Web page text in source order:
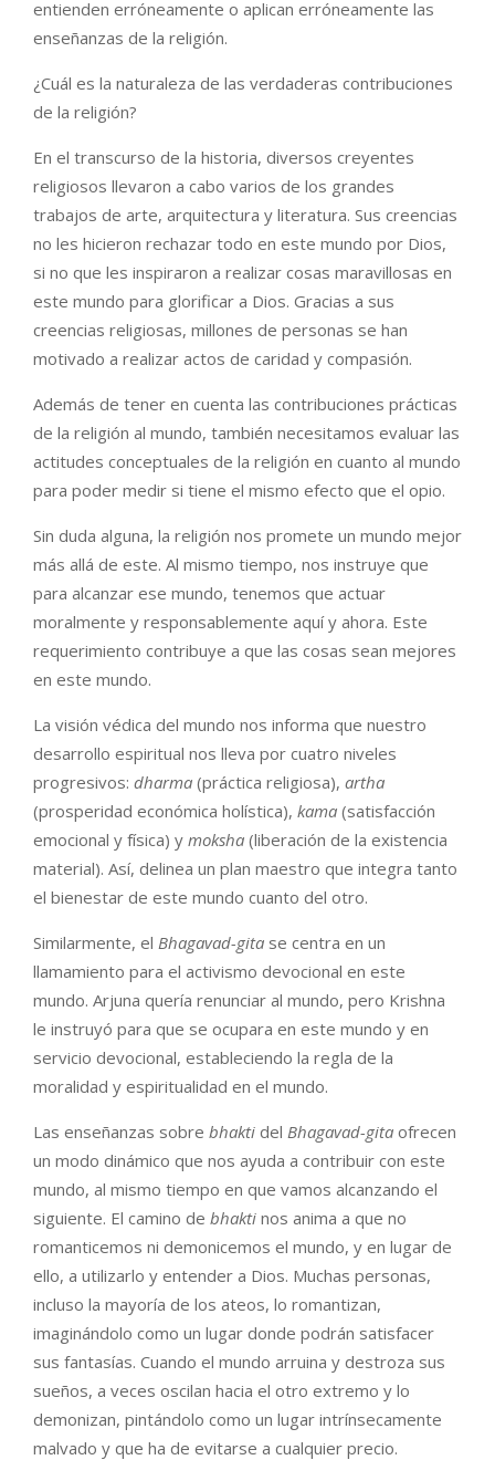
entienden erróneamente o aplican erróneamente las
enseñanzas de la religión.
¿Cuál es la naturaleza de las verdaderas contribuciones
de la religión?
En el transcurso de la historia, diversos creyentes
religiosos llevaron a cabo varios de los grandes
trabajos de arte, arquitectura y literatura. Sus creencias
no les hicieron rechazar todo en este mundo por Dios,
si no que les inspiraron a realizar cosas maravillosas en
este mundo para glorificar a Dios. Gracias a sus
creencias religiosas, millones de personas se han
motivado a realizar actos de caridad y compasión.
Además de tener en cuenta las contribuciones prácticas
de la religión al mundo, también necesitamos evaluar las
actitudes conceptuales de la religión en cuanto al mundo
para poder medir si tiene el mismo efecto que el opio.
Sin duda alguna, la religión nos promete un mundo mejor
más allá de este. Al mismo tiempo, nos instruye que
para alcanzar ese mundo, tenemos que actuar
moralmente y responsablemente aquí y ahora. Este
requerimiento contribuye a que las cosas sean mejores
en este mundo.
La visión védica del mundo nos informa que nuestro
desarrollo espiritual nos lleva por cuatro niveles
progresivos: dharma (práctica religiosa), artha
(prosperidad económica holística), kama (satisfacción
emocional y física) y moksha (liberación de la existencia
material). Así, delinea un plan maestro que integra tanto
el bienestar de este mundo cuanto del otro.
Similarmente, el Bhagavad-gita se centra en un
llamamiento para el activismo devocional en este
mundo. Arjuna quería renunciar al mundo, pero Krishna
le instruyó para que se ocupara en este mundo y en
servicio devocional, estableciendo la regla de la
moralidad y espiritualidad en el mundo.
Las enseñanzas sobre bhakti del Bhagavad-gita ofrecen
un modo dinámico que nos ayuda a contribuir con este
mundo, al mismo tiempo en que vamos alcanzando el
siguiente. El camino de bhakti nos anima a que no
romanticemos ni demonicemos el mundo, y en lugar de
ello, a utilizarlo y entender a Dios. Muchas personas,
incluso la mayoría de los ateos, lo romantizan,
imaginándolo como un lugar donde podrán satisfacer
sus fantasías. Cuando el mundo arruina y destroza sus
sueños, a veces oscilan hacia el otro extremo y lo
demonizan, pintándolo como un lugar intrínsecamente
malvado y que ha de evitarse a cualquier precio.